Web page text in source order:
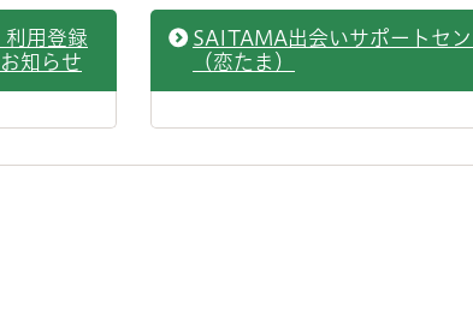
利用登録
知らせ
SAITAMA出会いサポートセ
（恋たま）